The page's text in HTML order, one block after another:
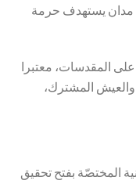
عمل مدان يستهدف حرمة
المقدسات، معتبرا
والعيش المشترك،
المختصّة بفتح تحقيق